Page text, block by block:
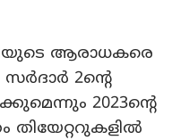
ആരാധകരെ
2ന്റെ
2023ന്റെ
തിയേറ്ററുകളില്‍